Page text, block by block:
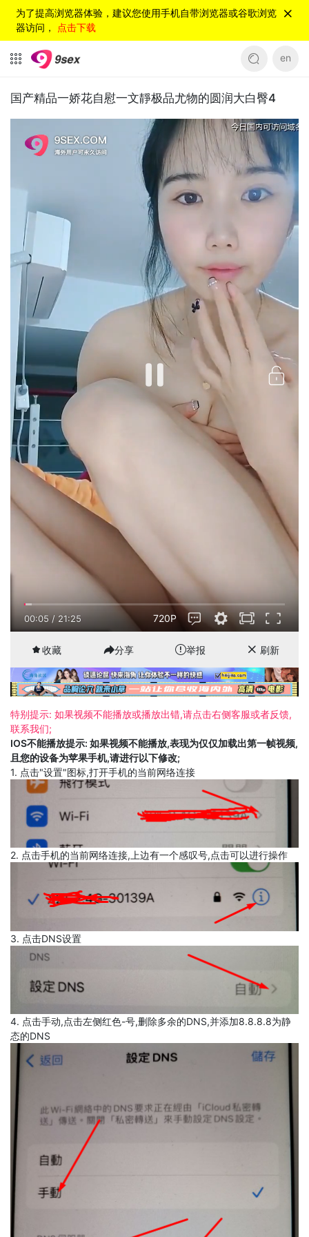
为了提高浏览器体验，建议您使用手机自带浏览器或谷歌浏览
器访问， 点击下载
en
国产精品一娇花自慰一文靜极品尤物的圆润大白臀4
00:05 / 21:25 720P
收藏 分享 举报 刷新
特别提示: 如果视频不能播放或播放出错,请点击右侧客服或者反馈,
联系我们;
IOS不能播放提示: 如果视频不能播放,表现为仅仅加载出第一帧视频,
且您的设备为苹果手机,请进行以下修改;
1. 点击"设置"图标,打开手机的当前网络连接
2. 点击手机的当前网络连接,上边有一个感叹号,点击可以进行操作
3. 点击DNS设置
4. 点击手动,点击左侧红色-号,删除多余的DNS,并添加8.8.8.8为静
态的DNS